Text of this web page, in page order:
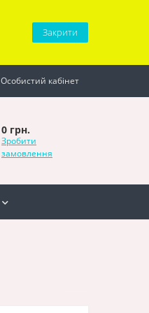
Закрити
Особистий кабінет
0 грн.
Зробити
замовлення